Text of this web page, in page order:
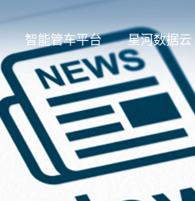
智能管车平台 星河数据云